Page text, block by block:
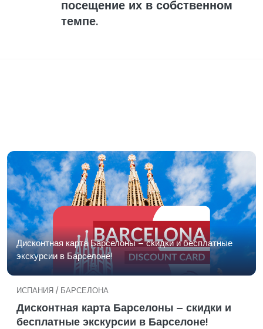
посещение их в собственном
темпе.
Дисконтная карта Барселоны – скидки и бесплатные
экскурсии в Барселоне!
ИСПАНИЯ / БАРСЕЛОНА
Дисконтная карта Барселоны – скидки и
бесплатные экскурсии в Барселоне!